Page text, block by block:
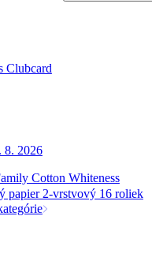
Clubcard
8. 2026
Cotton Whiteness
papier 2-vrstvový 16 roliek